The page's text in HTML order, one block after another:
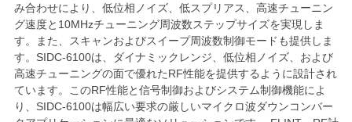
み合わせにより、低位相ノイズ、低スプリアス、高速チューニン
グ速度と10MHzチューニング周波数ステップサイズを実現しま
す。また、スキャンおよびスイープ周波数制御モードも提供しま
す。SIDC-6100は、ダイナミックレンジ、低位相ノイズ、および
高速チューニングの面で優れたRF性能を提供するように設計され
ています。このRF性能と信号制御およびシステム制御機能によ
り、SIDC-6100は幅広い要求の厳しいマイクロ波ダウンコンバー